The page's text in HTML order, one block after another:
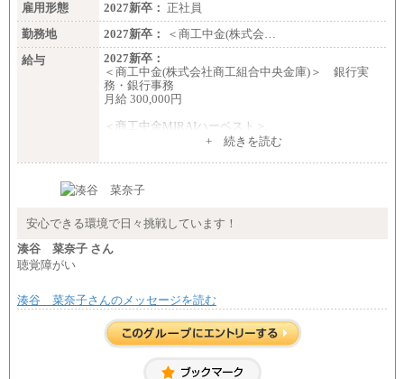
雇用形態
2027新卒： 正社員
勤務地
2027新卒：
＜商工中金(株式会…
給与
2027新卒：
＜商工中金(株式会社商工組合中央金庫)＞ 銀行実
務・銀行事務
月給 300,000円
＜商工中金MIRAIハーベスト＞
+ 続きを読む
安心できる環境で日々挑戦しています！
湊谷 菜奈子 さん
聴覚障がい
湊谷 菜奈子さんのメッセージを読む